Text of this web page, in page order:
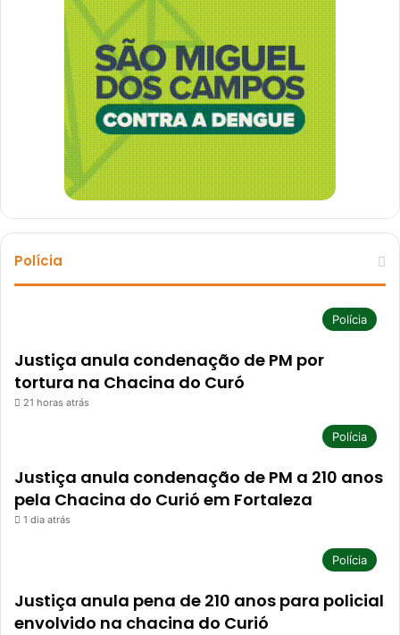
Polícia
Polícia
Justiça anula condenação de PM por
tortura na Chacina do Curó
21 horas atrás
Polícia
Justiça anula condenação de PM a 210 anos
pela Chacina do Curió em Fortaleza
1 dia atrás
Polícia
Justiça anula pena de 210 anos para policial
envolvido na chacina do Curió